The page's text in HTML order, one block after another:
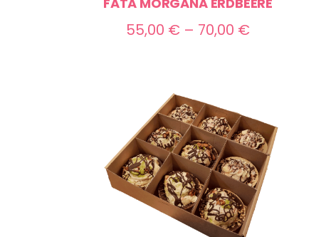
FATA MORGANA ERDBEERE
55,00 € – 70,00 €Preisspanne: